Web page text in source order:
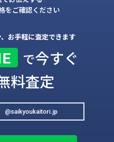
をご確認ください
お手軽に査定できます
で今すぐ
料査定
@saikyoukaitori.jp